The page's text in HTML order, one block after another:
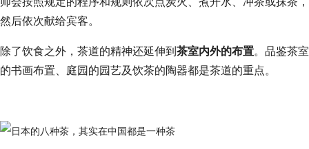
然后依次献给宾客。
除了饮食之外，茶道的精神还延伸到茶室内外的布置。品鉴茶室
的书画布置、庭园的园艺及饮茶的陶器都是茶道的重点。